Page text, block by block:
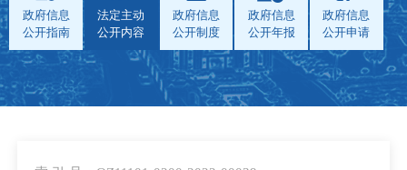
政府信息
公开指南
法定主动
公开内容
政府信息
公开制度
政府信息
公开年报
政府信息
公开申请